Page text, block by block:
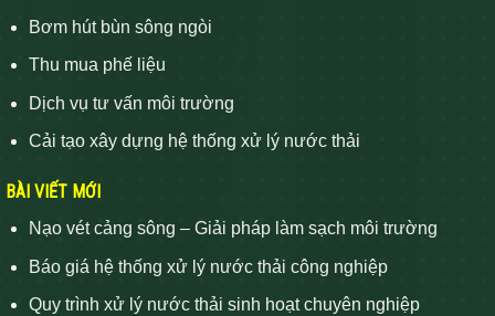
Bơm hút bùn sông ngòi
Thu mua phế liệu
Dịch vụ tư vấn môi trường
Cải tạo xây dựng hệ thống xử lý nước thải
BÀI VIẾT MỚI
Nạo vét cảng sông – Giải pháp làm sạch môi trường
Báo giá hệ thống xử lý nước thải công nghiệp
Quy trình xử lý nước thải sinh hoạt chuyên nghiệp